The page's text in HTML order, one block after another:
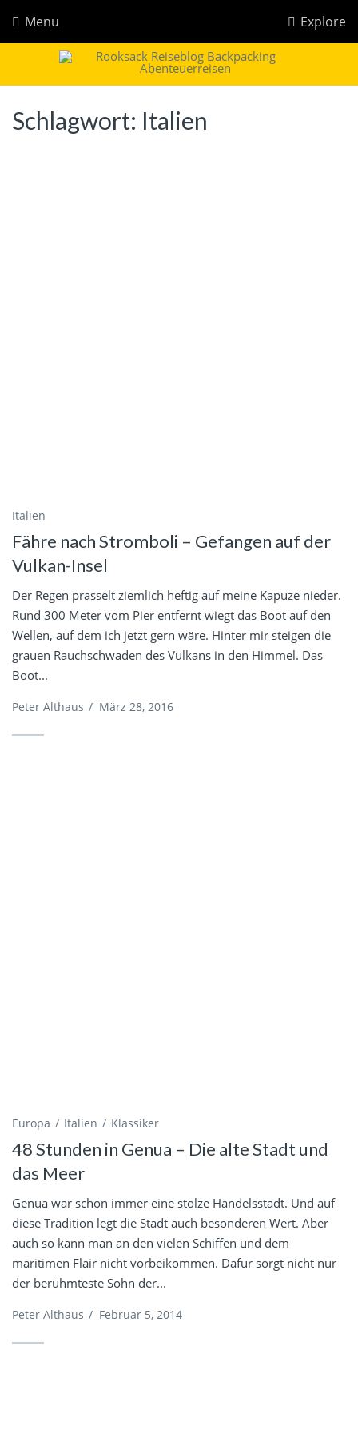
Explore
Menu
Rooksack
Reiseblog für Backpacking in Europa und der Welt
Schlagwort: Italien
Italien
Fähre nach Stromboli – Gefangen auf der
Vulkan-Insel
Der Regen prasselt ziemlich heftig auf meine Kapuze nieder.
Rund 300 Meter vom Pier entfernt wiegt das Boot auf den
Wellen, auf dem ich jetzt gern wäre. Hinter mir steigen die
grauen Rauchschwaden des Vulkans in den Himmel. Das
Boot...
Peter Althaus / März 28, 2016
Europa Italien Klassiker
48 Stunden in Genua – Die alte Stadt und
das Meer
Genua war schon immer eine stolze Handelsstadt. Und auf
diese Tradition legt die Stadt auch besonderen Wert. Aber
auch so kann man an den vielen Schiffen und dem
maritimen Flair nicht vorbeikommen. Dafür sorgt nicht nur
der berühmteste Sohn der...
Peter Althaus / Februar 5, 2014